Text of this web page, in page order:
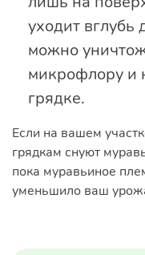
уходит вглубь
можно
микрофлору и
грядке.
Если на вашем
грядкам снуют
пока муравьиное
уменьшило ваш